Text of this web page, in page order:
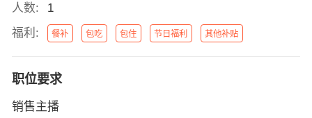
人数:
1
福利:
餐补 包吃 包住 节日福利 其他补贴
职位要求
销售主播